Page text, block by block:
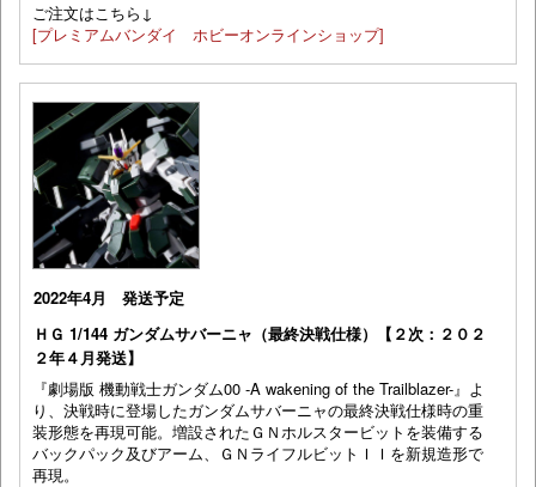
ご注文はこちら↓
[プレミアムバンダイ ホビーオンラインショップ]
2022年4月 発送予定
ＨＧ 1/144 ガンダムサバーニャ（最終決戦仕様）【２次：２０２
２年４月発送】
『劇場版 機動戦士ガンダム00 -A wakening of the Trailblazer-』よ
り、決戦時に登場したガンダムサバーニャの最終決戦仕様時の重
装形態を再現可能。増設されたＧＮホルスタービットを装備する
バックパック及びアーム、ＧＮライフルビットＩＩを新規造形で
再現。